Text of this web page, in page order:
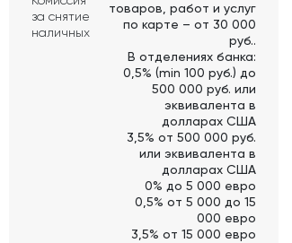
за снятие
наличных
товаров, работ и услуг
по карте – от 30 000
руб..
В отделениях банка:
0,5% (min 100 руб.) до
500 000 руб. или
эквивалента в
долларах США
3,5% от 500 000 руб.
или эквивалента в
долларах США
0% до 5 000 евро
0,5% от 5 000 до 15
000 евро
3,5% от 15 000 евро